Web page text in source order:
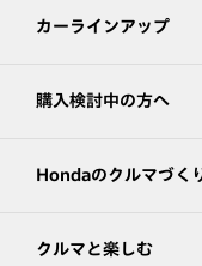
カーラインアップ
購入検討中の方へ
Hondaのクルマづく
クルマと楽しむ